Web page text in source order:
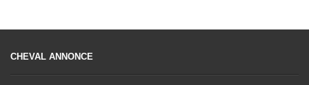
CHEVAL ANNONCE